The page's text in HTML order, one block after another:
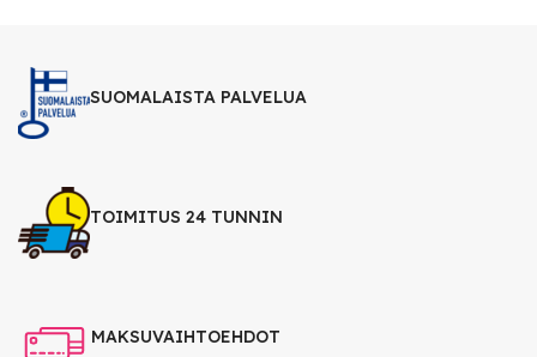
SUOMALAISTA PALVELUA
TOIMITUS 24 TUNNIN
MAKSUVAIHTOEHDOT